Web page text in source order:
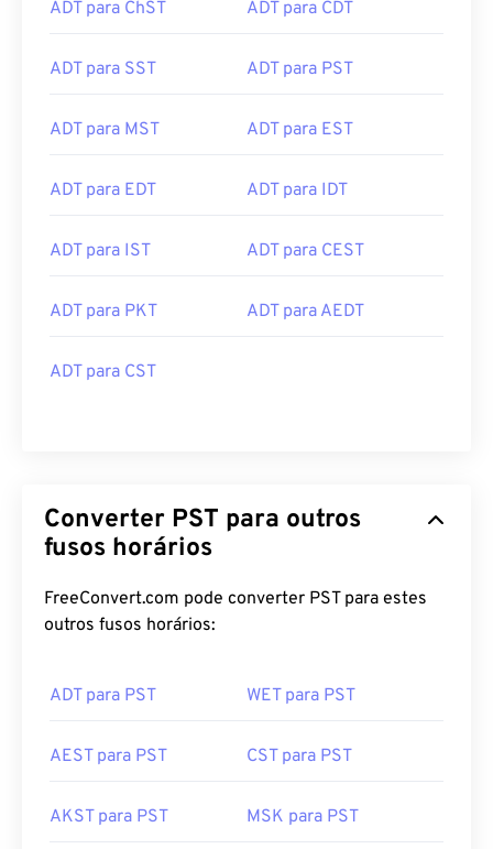
ADT para ChST ADT para CDT
ADT para SST ADT para PST
ADT para MST ADT para EST
ADT para EDT ADT para IDT
ADT para IST ADT para CEST
ADT para PKT ADT para AEDT
ADT para CST
Converter PST para outros
fusos horários
FreeConvert.com pode converter PST para estes
outros fusos horários:
ADT para PST WET para PST
AEST para PST CST para PST
AKST para PST MSK para PST